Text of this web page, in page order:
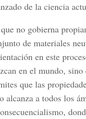
de la ciencia
no gobierna
de materiales
en este
en el mundo,
que las
alcanza a todos los